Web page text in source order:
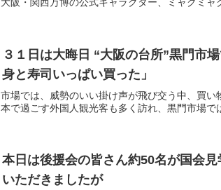
大阪・関西万博の公式キャラクター、ミャクミ
３１日は大晦日 “大阪の台所”黒門市
身と寿司いっぱい買った」
市場では、威勢のいい掛け声が飛び交う中、買
本で過ごす外国人観光客も多く訪れ、黒門市場
いただきましたが